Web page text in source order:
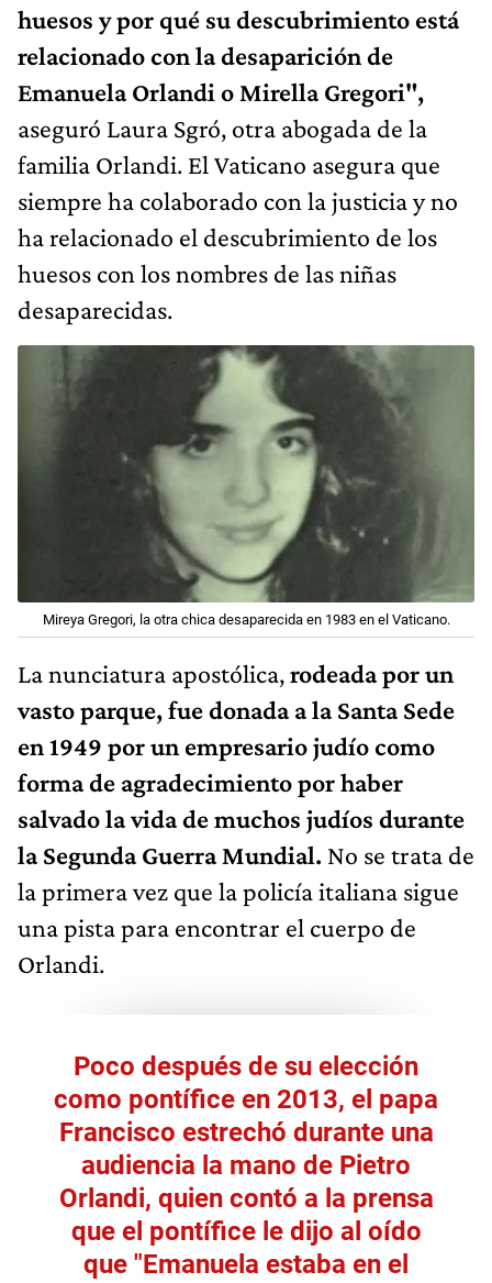
huesos y por qué su descubrimiento está
relacionado con la desaparición de
Emanuela Orlandi o Mirella Gregori",
aseguró Laura Sgró, otra abogada de la
familia Orlandi. El Vaticano asegura que
siempre ha colaborado con la justicia y no
ha relacionado el descubrimiento de los
huesos con los nombres de las niñas
desaparecidas.
Mireya Gregori, la otra chica desaparecida en 1983 en el Vaticano.
La nunciatura apostólica,rodeada por un
vasto parque, fue donada a la Santa Sede
en 1949 por un empresario judío como
forma de agradecimiento por haber
salvado la vida de muchos judíos durante
la Segunda Guerra Mundial. No se trata de
la primera vez que la policía italiana sigue
una pista para encontrar el cuerpo de
Orlandi.
Poco después de su elección
como pontífice en 2013, el papa
Francisco estrechó durante una
audiencia la mano de Pietro
Orlandi, quien contó a la prensa
que el pontífice le dijo al oído
que "Emanuela estaba en el